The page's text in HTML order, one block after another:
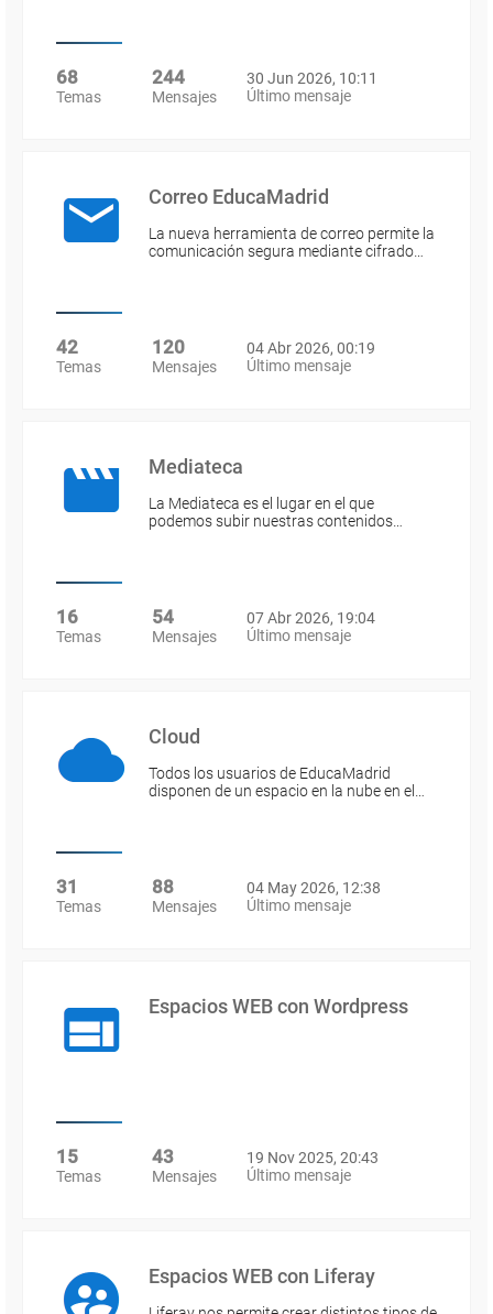
68
Temas
244
Mensajes
30 Jun 2026, 10:11
Último mensaje
Correo EducaMadrid
La nueva herramienta de correo permite la
comunicación segura mediante cifrado…
42
Temas
120
Mensajes
04 Abr 2026, 00:19
Último mensaje
Mediateca
La Mediateca es el lugar en el que
podemos subir nuestras contenidos…
16
Temas
54
Mensajes
07 Abr 2026, 19:04
Último mensaje
Cloud
Todos los usuarios de EducaMadrid
disponen de un espacio en la nube en el…
31
Temas
88
Mensajes
04 May 2026, 12:38
Último mensaje
Espacios WEB con Wordpress
15
Temas
43
Mensajes
19 Nov 2025, 20:43
Último mensaje
Espacios WEB con Liferay